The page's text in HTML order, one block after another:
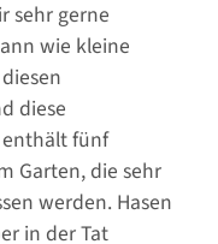
sehr gerne
wie kleine
diese
enthält fünf
Garten, die sehr
werden. Hasen
in der Tat